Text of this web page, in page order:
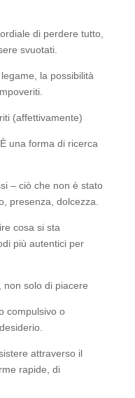
di perdere tutto,
svuotati.
la possibilità
(affettivamente)
una forma di ricerca
– ciò che non è stato
presenza, dolcezza.
cosa si sta
più autentici per
solo di piacere
compulsivo o
attraverso il
rapide, di